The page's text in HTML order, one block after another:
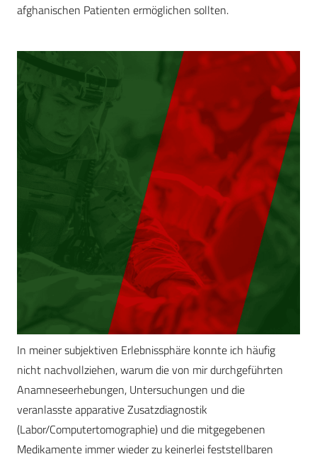
afghanischen Patienten ermöglichen sollten.
In meiner subjektiven Erlebnissphäre konnte ich häufig
nicht nachvollziehen, warum die von mir durchgeführten
Anamneseerhebungen, Untersuchungen und die
veranlasste apparative Zusatzdiagnostik
(Labor/Computertomographie) und die mitgegebenen
Medikamente immer wieder zu keinerlei feststellbaren